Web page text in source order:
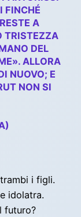
FINCHÉ
A
TRISTEZZA
DEL
ALLORA
NUOVO; E
NON SI
i figli.
idolatra.
futuro?